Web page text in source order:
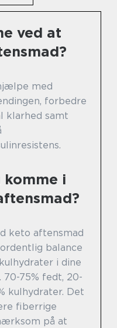
ved at
med
forbedre
klarhed samt
komme i
keto aftensmad
balance
i dine
70-75% fedt, 20-
kulhydrater. Det
fiberrige
på at